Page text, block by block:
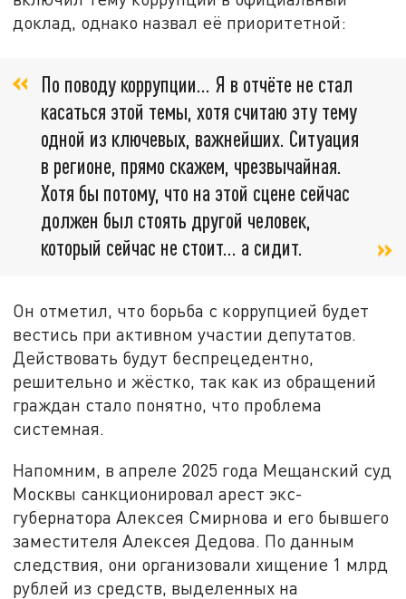
доклад, однако назвал её приоритетной:
По поводу коррупции... Я в отчёте не стал
касаться этой темы, хотя считаю эту тему
одной из ключевых, важнейших. Ситуация
в регионе, прямо скажем, чрезвычайная.
Хотя бы потому, что на этой сцене сейчас
должен был стоять другой человек,
который сейчас не стоит... а сидит.
Он отметил, что борьба с коррупцией будет
вестись при активном участии депутатов.
Действовать будут беспрецедентно,
решительно и жёстко, так как из обращений
граждан стало понятно, что проблема
системная.
Напомним, в апреле 2025 года Мещанский суд
Москвы санкционировал арест экс-
губернатора Алексея Смирнова и его бывшего
заместителя Алексея Дедова. По данным
следствия, они организовали хищение 1 млрд
рублей из средств, выделенных на